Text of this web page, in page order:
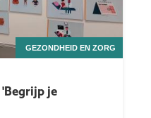
GEZONDHEID EN ZORG
je